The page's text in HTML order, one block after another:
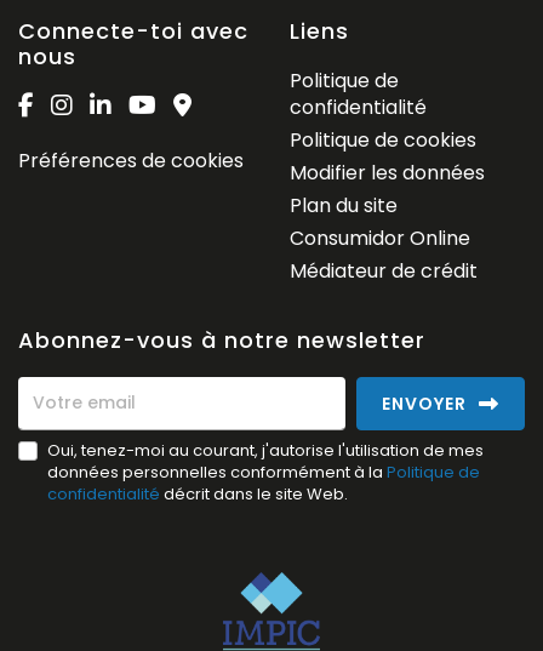
Connecte-toi avec
nous
Préférences de cookies
Liens
Politique de
confidentialité
Politique de cookies
Modifier les données
Plan du site
Consumidor Online
Médiateur de crédit
Abonnez-vous à notre newsletter
ENVOYER
Oui, tenez-moi au courant, j'autorise l'utilisation de mes
données personnelles conformément à la Politique de
confidentialité décrit dans le site Web.